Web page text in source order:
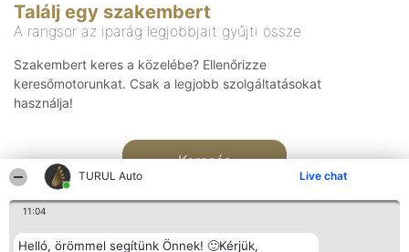
TURUL Auto Live chat
11:04
Helló, örömmel segítünk Önnek! 🙂Kérjük,
Találj egy szakembert
A rangsor az iparág legjobbjait gyűjti össze
Szakembert keres a közelébe? Ellenőrizze
keresőmotorunkat. Csak a legjobb szolgáltatásokat
használja!
Keresés